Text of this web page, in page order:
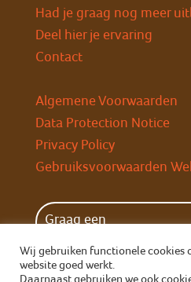
Had je graag nog meer
Deel hier je ervaring
Contact
Algemene Voorwaarden
Data Protection Notice
Privacy Policy
Gebruiksvoorwaarden
Graag een
Wij gebruiken functionele cookies
website goed werkt.
Daarnaast gebruiken we ook